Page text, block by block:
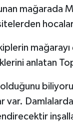
mağarada
hocalar
anlatan
olduğunu
var.